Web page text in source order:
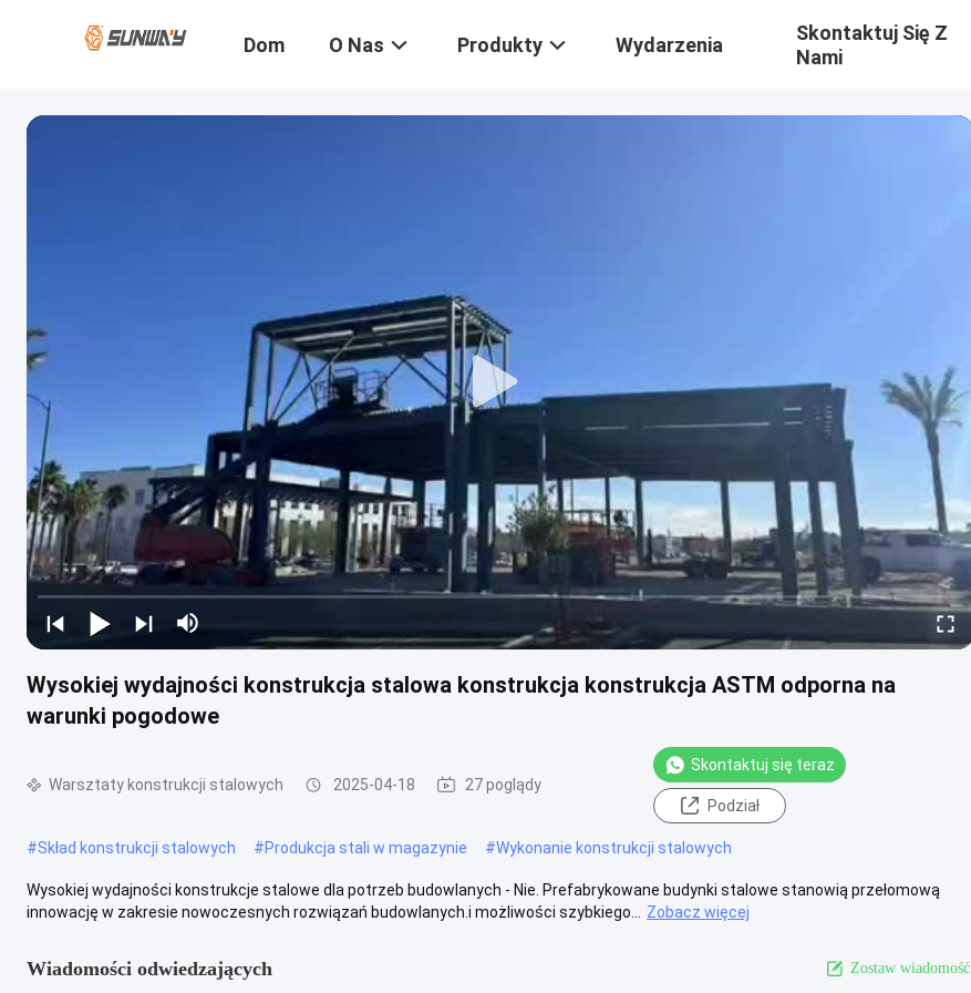
Dom O Nas Produkty Wydarzenia
Skontaktuj Się Z
Nami
Wysokiej wydajności konstrukcja stalowa konstrukcja konstrukcja ASTM odporna na
warunki pogodowe
Warsztaty konstrukcji stalowych 2025-04-18 27 poglądy
Skontaktuj się teraz
Podział
#Skład konstrukcji stalowych #Produkcja stali w magazynie #Wykonanie konstrukcji stalowych
Wysokiej wydajności konstrukcje stalowe dla potrzeb budowlanych - Nie. Prefabrykowane budynki stalowe stanowią przełomową
innowację w zakresie nowoczesnych rozwiązań budowlanych.i możliwości szybkiego...
Zobacz więcej
Wiadomości odwiedzających Zostaw wiadomość.